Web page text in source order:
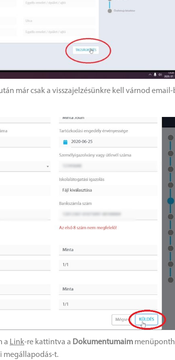
már csak a visszajelzésünkre kell várnod email-
a Link-re kattintva a Dokumentumaim
megállapodás-t.